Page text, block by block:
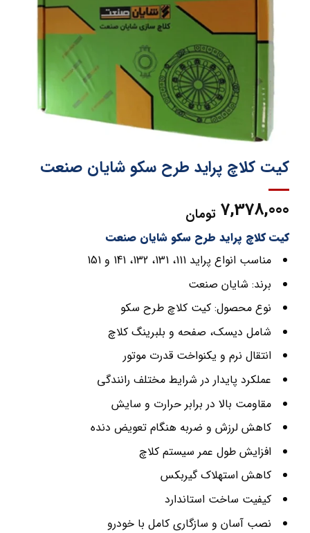
کیت کلاچ پراید طرح سکو شایان صنعت
7,378,000 تومان
کیت کلاچ پراید طرح سکو شایان صنعت
مناسب انواع پراید 111، 131، 132، 141 و 151
برند: شایان صنعت
نوع محصول: کیت کلاچ طرح سکو
شامل دیسک، صفحه و بلبرینگ کلاچ
انتقال نرم و یکنواخت قدرت موتور
عملکرد پایدار در شرایط مختلف رانندگی
مقاومت بالا در برابر حرارت و سایش
کاهش لرزش و ضربه هنگام تعویض دنده
افزایش طول عمر سیستم کلاچ
کاهش استهلاک گیربکس
کیفیت ساخت استاندارد
نصب آسان و سازگاری کامل با خودرو